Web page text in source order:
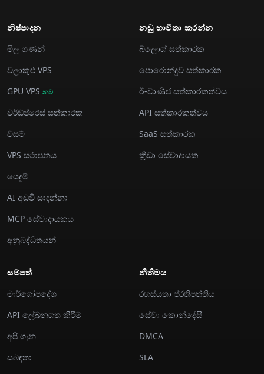
නිෂ්පාදන
මිල ගණන්
වලාකුළු VPS
GPU VPS නව
වර්ඩ්ප්රෙස් සත්කාරක
වසම්
VPS ස්ථාපනය
යෙදුම්
AI අඩවි සාදන්නා
MCP සේවාදායකය
අනුබද්ධිතයන්
නඩු භාවිතා කරන්න
බ්ලොග් සත්කාරක
පොරොන්දුව සත්කාරක
ඊ-වාණිජ සත්කාරකත්වය
API සත්කාරකත්වය
SaaS සත්කාරක
ක්‍රීඩා සේවාදායක
සම්පත්
මාර්ගෝපදේශ
API ලේඛනගත කිරීම
අපි ගැන
සබඳතා
නීතිමය
රහස්යතා ප්රතිපත්තිය
සේවා කොන්දේසි
DMCA
SLA